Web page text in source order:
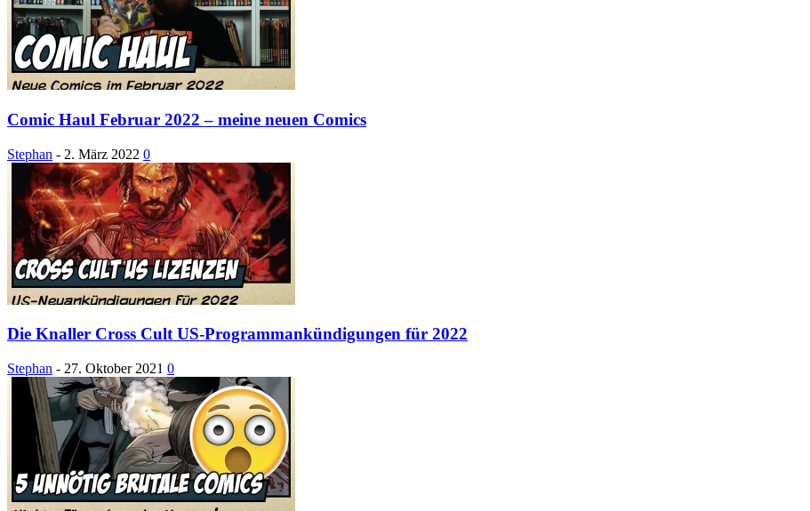
Comic Haul Februar 2022 – meine neuen Comics
Stephan - 2. März 2022 0
Die Knaller Cross Cult US-Programmankündigungen für 2022
Stephan - 27. Oktober 2021 0